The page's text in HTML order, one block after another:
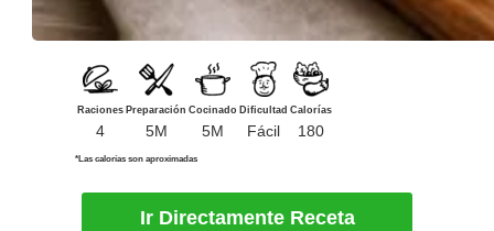
Raciones
4
Preparación
5M
Cocinado
5M
Dificultad
Fácil
Calorías
180
*Las calorías son aproximadas
Ir Directamente Receta